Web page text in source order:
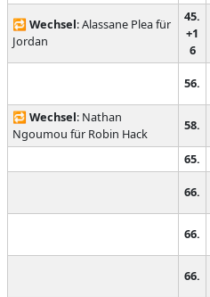
🔁 Wechsel: Alassane Plea für
Jordan
45.
+1
6
56.
🔁 Wechsel: Nathan
Ngoumou für Robin Hack
58.
65.
66.
66.
66.